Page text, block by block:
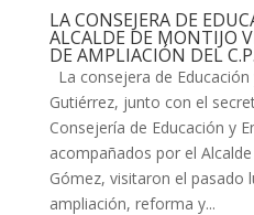
LA CONSEJERA DE
ALCALDE DE MONTIJO
DE AMPLIACIÓN DEL
La consejera de
Gutiérrez, junto con el
Consejería de Educación y
acompañados por el
Gómez, visitaron el pasado
ampliación, reforma y...